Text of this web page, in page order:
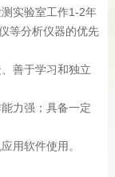
实验室工作1-2年
等分析仪器的优先
善于学习和独立
力强；具备一定
用软件使用。